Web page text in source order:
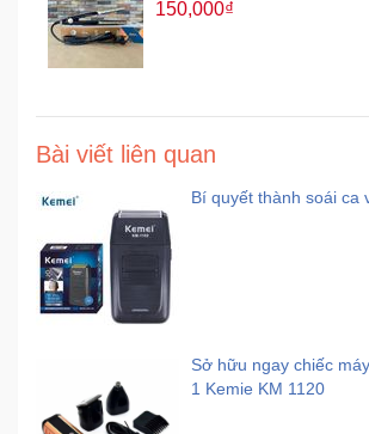
150,000₫
Bài viết liên quan
Bí quyết thành soái ca
Sở hữu ngay chiếc
1 Kemie KM 1120